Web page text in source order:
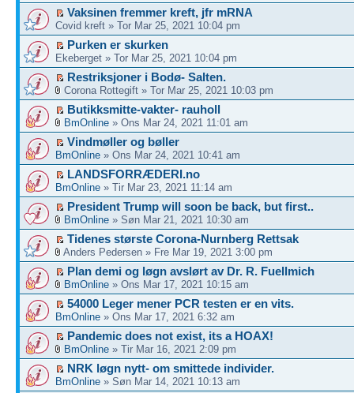
Vaksinen fremmer kreft, jfr mRNA
Covid kreft » Tor Mar 25, 2021 10:04 pm
Purken er skurken
Ekeberget » Tor Mar 25, 2021 10:04 pm
Restriksjoner i Bodø- Salten.
Corona Rottegift » Tor Mar 25, 2021 10:03 pm
Butikksmitte-vakter- rauholl
BmOnline » Ons Mar 24, 2021 11:01 am
Vindmøller og bøller
BmOnline » Ons Mar 24, 2021 10:41 am
LANDSFORRÆDERI.no
BmOnline » Tir Mar 23, 2021 11:14 am
President Trump will soon be back, but first..
BmOnline » Søn Mar 21, 2021 10:30 am
Tidenes største Corona-Nurnberg Rettsak
Anders Pedersen » Fre Mar 19, 2021 3:00 pm
Plan demi og løgn avslørt av Dr. R. Fuellmich
BmOnline » Ons Mar 17, 2021 10:15 am
54000 Leger mener PCR testen er en vits.
BmOnline » Ons Mar 17, 2021 6:32 am
Pandemic does not exist, its a HOAX!
BmOnline » Tir Mar 16, 2021 2:09 pm
NRK løgn nytt- om smittede individer.
BmOnline » Søn Mar 14, 2021 10:13 am